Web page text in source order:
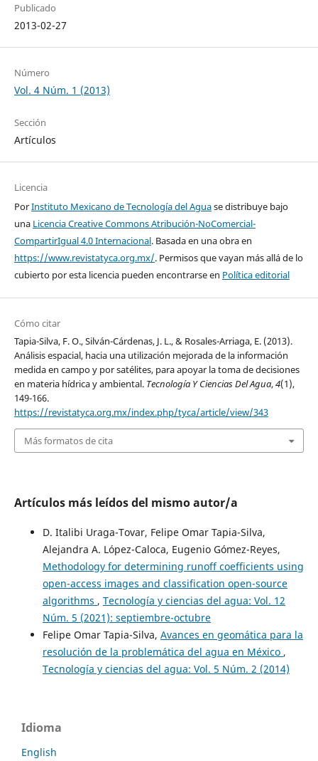
Publicado
2013-02-27
Número
Vol. 4 Núm. 1 (2013)
Sección
Artículos
Licencia
PorInstituto Mexicano de Tecnología del Aguase distribuye bajo
una Licencia Creative Commons Atribución-NoComercial-
CompartirIgual 4.0 Internacional. Basada en una obra en
https://www.revistatyca.org.mx/. Permisos que vayan más allá de lo
cubierto por esta licencia pueden encontrarse en Política editorial
Cómo citar
Tapia-Silva, F. O., Silván-Cárdenas, J. L., & Rosales-Arriaga, E. (2013).
Análisis espacial, hacia una utilización mejorada de la información
medida en campo y por satélites, para apoyar la toma de decisiones
en materia hídrica y ambiental. Tecnología Y Ciencias Del Agua,4(1),
149-166.
https://revistatyca.org.mx/index.php/tyca/article/view/343
Más formatos de cita
Artículos más leídos del mismo autor/a
D. Italibi Uraga-Tovar, Felipe Omar Tapia-Silva,
Alejandra A. López-Caloca, Eugenio Gómez-Reyes,
Methodology for determining runoff coefficients using
open-access images and classification open-source
algorithms , Tecnología y ciencias del agua: Vol. 12
Núm. 5 (2021): septiembre-octubre
Felipe Omar Tapia-Silva, Avances en geomática para la
resolución de la problemática del agua en México ,
Tecnología y ciencias del agua: Vol. 5 Núm. 2 (2014)
Idioma
English